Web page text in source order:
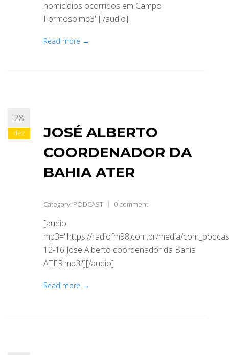
homicidios ocorridos em Campo
Formoso.mp3"][/audio]
Read more →
28
dez
JOSÉ ALBERTO
COORDENADOR DA
BAHIA ATER
Category: PODCAST 0 comment
[audio
mp3="https://radiofm98.com.br/media/
12-16 Jose Alberto coordenador da Bahia
ATER.mp3"][/audio]
Read more →